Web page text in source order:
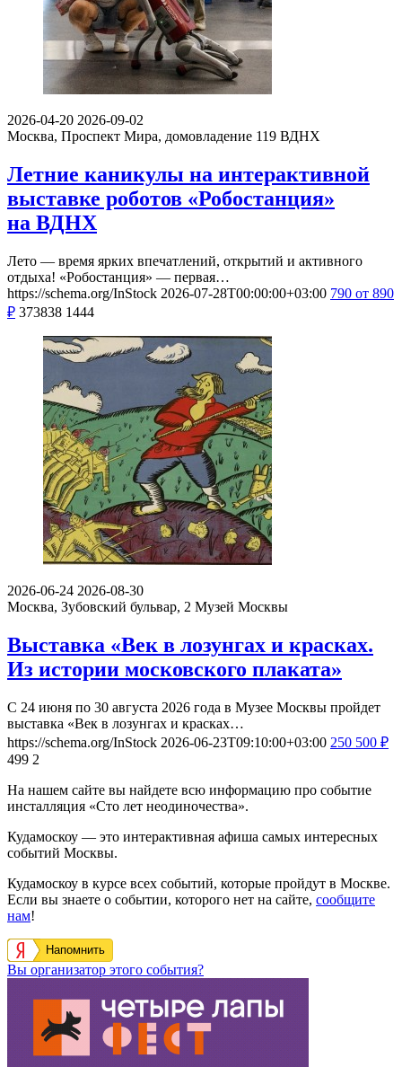
2026-04-20 2026-09-02
Москва, Проспект Мира, домовладение 119 ВДНХ
Летние каникулы на интерактивной
выставке роботов «Робостанция»
на ВДНХ
Лето — время ярких впечатлений, открытий и активного
отдыха! «Робостанция» — первая…
https://schema.org/InStock 2026-07-28T00:00:00+03:00 790 от 890
₽ 373838 1444
2026-06-24 2026-08-30
Москва, Зубовский бульвар, 2 Музей Москвы
Выставка «Век в лозунгах и красках.
Из истории московского плаката»
С 24 июня по 30 августа 2026 года в Музее Москвы пройдет
выставка «Век в лозунгах и красках…
https://schema.org/InStock 2026-06-23T09:10:00+03:00 250 500 ₽
499 2
На нашем сайте вы найдете всю информацию про событие
инсталляция «Сто лет неодиночества».
Кудамоскоу — это интерактивная афиша самых интересных
событий Москвы.
Кудамоскоу в курсе всех событий, которые пройдут в Москве.
Если вы знаете о событии, которого нет на сайте, сообщите
нам!
Напомнить
Вы организатор этого события?